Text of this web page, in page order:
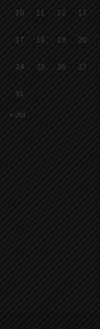
10 11 12 13
17 18 19 20
24 25 26 27
31
« Jul